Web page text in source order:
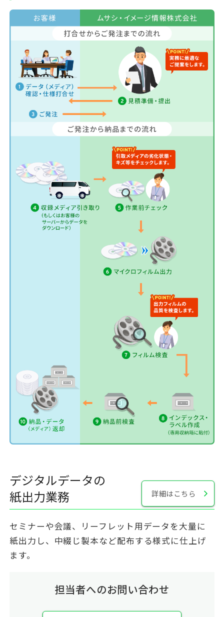
デジタルデータの
紙出力業務
詳細はこちら
セミナーや会議、リーフレット用データを大量に
紙出力し、中綴じ製本など配布する様式に仕上げ
ます。
担当者へのお問い合わせ